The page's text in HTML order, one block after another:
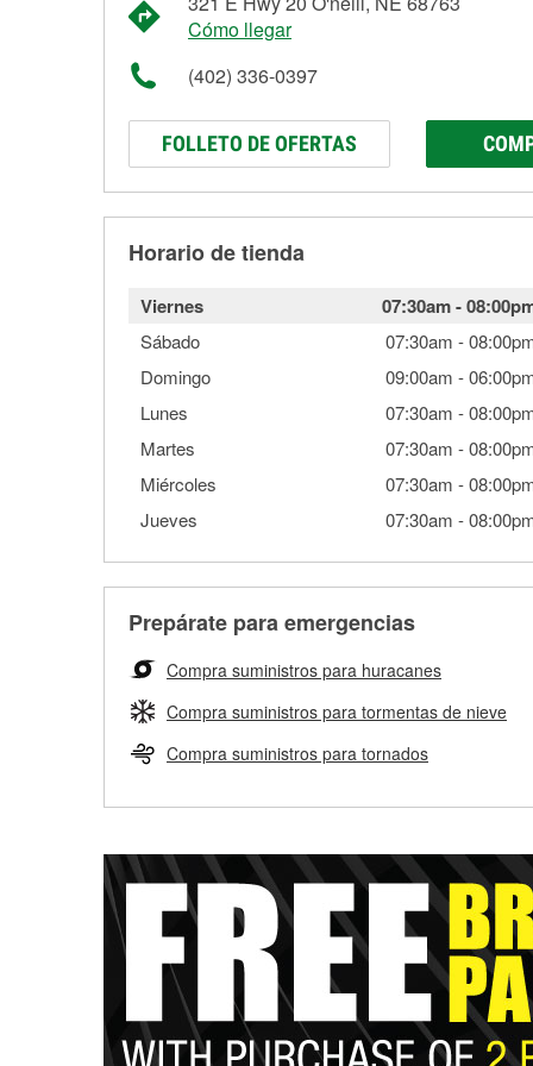
Cómo llegar
(402) 336-0397
FOLLETO DE OFERTAS
Horario de tienda
Viernes 07:30am-
Sábado 07:30am -
Domingo
09:00am -
Lunes
07:30am -
Martes
07:30am -
Miércoles
07:30am -
Jueves
07:30am -
Prepárate para emergencias
Compra suministros para huracanes
Compra suministros para tormentas de nieve
Compra suministros para tornados